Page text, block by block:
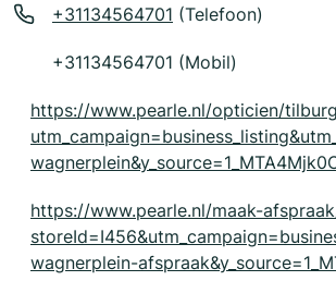
+31134564701 (Telefoon)
+31134564701 (Mobil)
https://www.pearle.nl/opticien/
https://www.pearle.nl/maak-
wagnerplein-